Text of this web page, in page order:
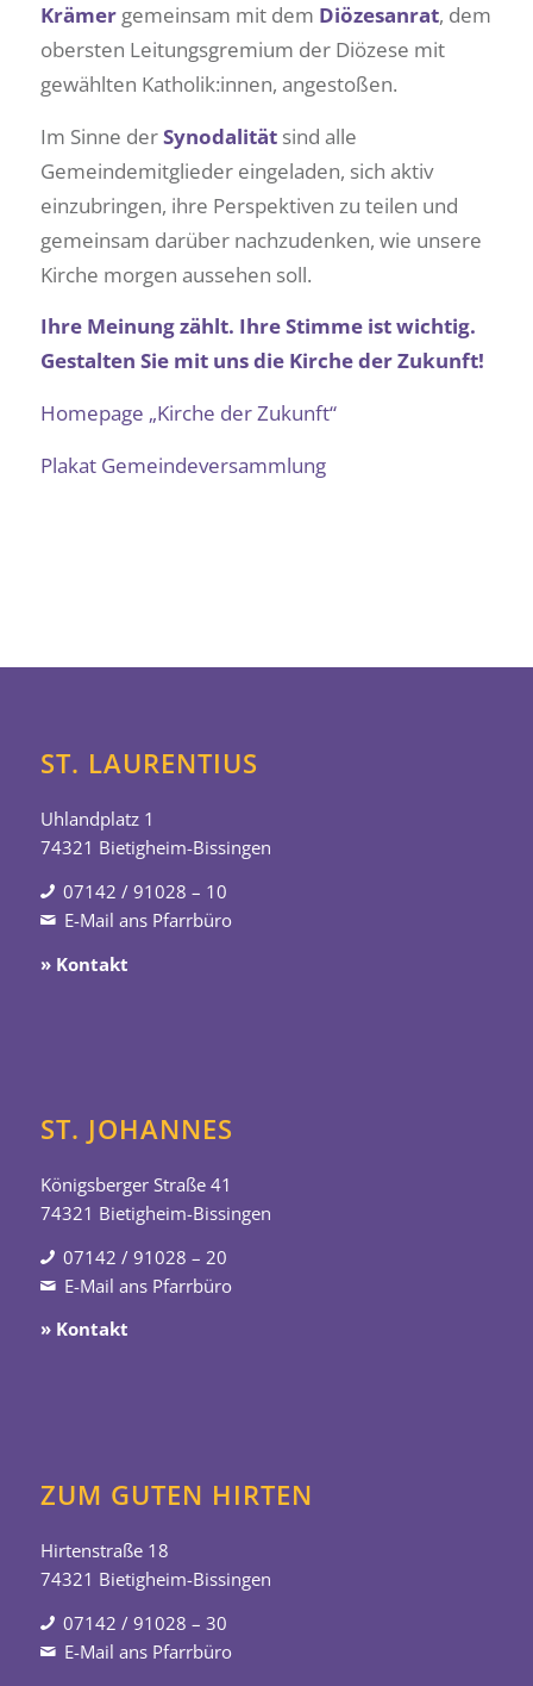
Krämergemeinsam mit dem Diözesanrat, dem
obersten Leitungsgremium der Diözese mit
gewählten Katholik:innen, angestoßen.
Im Sinne derSynodalitätsind alle
Gemeindemitglieder eingeladen, sich aktiv
einzubringen, ihre Perspektiven zu teilen und
gemeinsam darüber nachzudenken, wie unsere
Kirche morgen aussehen soll.
Ihre Meinung zählt. Ihre Stimme ist wichtig.
Gestalten Sie mit uns die Kirche der Zukunft!
Homepage „Kirche der Zukunft“
Plakat Gemeindeversammlung
ST. LAURENTIUS
Uhlandplatz 1
74321 Bietigheim-Bissingen
07142 / 91028 – 10
E-Mail ans Pfarrbüro
» Kontakt
ST. JOHANNES
Königsberger Straße 41
74321 Bietigheim-Bissingen
07142 / 91028 – 20
E-Mail ans Pfarrbüro
» Kontakt
ZUM GUTEN HIRTEN
Hirtenstraße 18
74321 Bietigheim-Bissingen
07142 / 91028 – 30
E-Mail ans Pfarrbüro